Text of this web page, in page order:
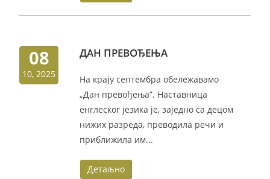
08
10, 2025
ДАН ПРЕВОЂЕЊА
На крају септембра обележавамо
„Дан превођења”. Наставница
енглеског језика је, заједно са децом
нижих разреда, преводила речи и
приближила им...
Детаљно